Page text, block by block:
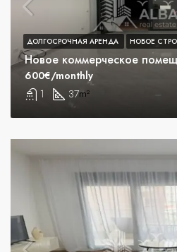
1 37m²
600€/monthly
ДОЛГОСРОЧНАЯ АРЕНДА НОВОЕ